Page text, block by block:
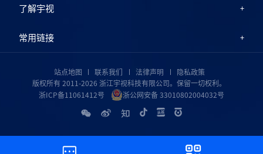
了解宇视
常用链接
站点地图 联系我们 法律声明
隐私政策
版权所有 2011-2026 浙江宇视科技有限公司。保留一切权利。
浙ICP备11061412号
浙公网安备 33010802004032号